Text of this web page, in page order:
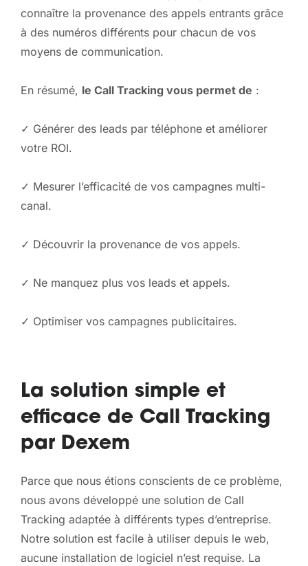
connaître la provenance des appels entrants grâce
à des numéros différents pour chacun de vos
moyens de communication.
En résumé, le Call Tracking vous permet de :
✓ Générer des leads par téléphone et améliorer
votre ROI.
✓ Mesurer l’efficacité de vos campagnes multi-
canal.
✓ Découvrir la provenance de vos appels.
✓ Ne manquez plus vos leads et appels.
✓ Optimiser vos campagnes publicitaires.
La solution simple et
efficace de Call Tracking
par Dexem
Parce que nous étions conscients de ce problème,
nous avons développé une solution de Call
Tracking adaptée à différents types d’entreprise.
Notre solution est facile à utiliser depuis le web,
aucune installation de logiciel n’est requise. La